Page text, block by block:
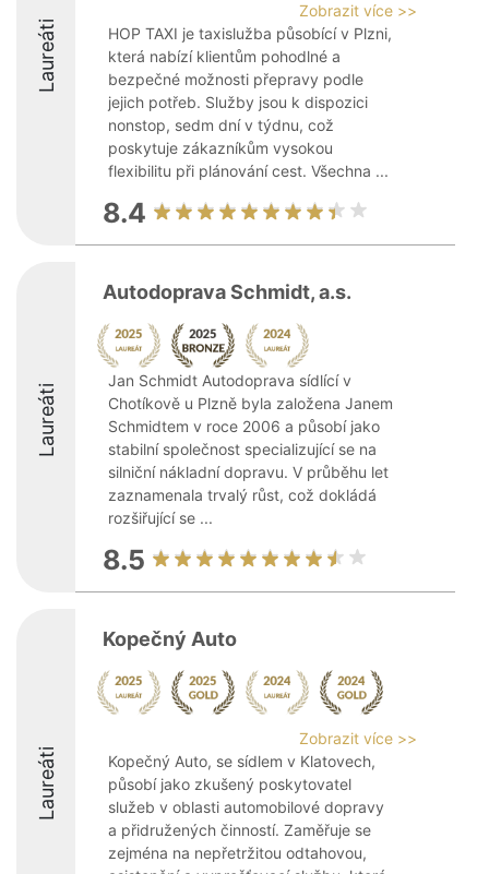
Laureáti
Zobrazit více >>
HOP TAXI je taxislužba působící v Plzni,
která nabízí klientům pohodlné a
bezpečné možnosti přepravy podle
jejich potřeb. Služby jsou k dispozici
nonstop, sedm dní v týdnu, což
poskytuje zákazníkům vysokou
flexibilitu při plánování cest. Všechna ...
8.4
Laureáti
Autodoprava Schmidt, a.s.
Jan Schmidt Autodoprava sídlící v
Chotíkově u Plzně byla založena Janem
Schmidtem v roce 2006 a působí jako
stabilní společnost specializující se na
silniční nákladní dopravu. V průběhu let
zaznamenala trvalý růst, což dokládá
rozšiřující se ...
8.5
Laureáti
Kopečný Auto
Zobrazit více >>
Kopečný Auto, se sídlem v Klatovech,
působí jako zkušený poskytovatel
služeb v oblasti automobilové dopravy
a přidružených činností. Zaměřuje se
zejména na nepřetržitou odtahovou,